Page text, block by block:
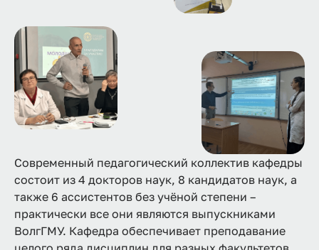
Современный педагогический коллектив кафедры
состоит из 4 докторов наук, 8 кандидатов наук, а
также 6 ассистентов без учёной степени –
практически все они являются выпускниками
ВолгГМУ. Кафедра обеспечивает преподавание